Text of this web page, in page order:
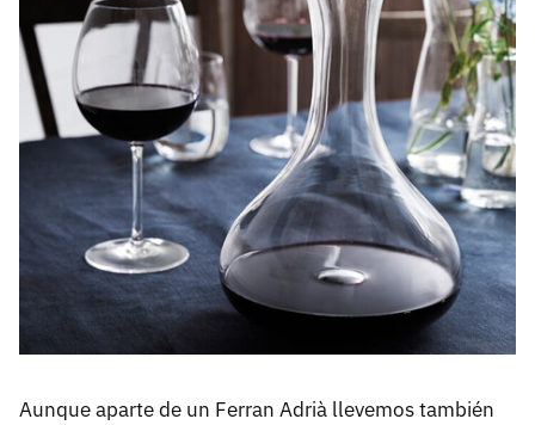
Aunque aparte de un Ferran Adrià llevemos también